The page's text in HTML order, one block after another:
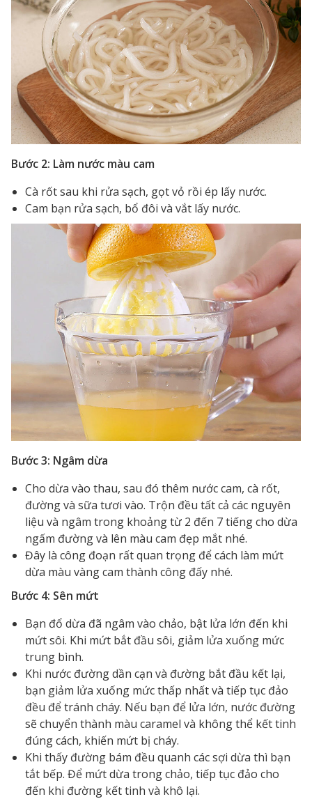
Bước 2: Làm nước màu cam
Cà rốt sau khi rửa sạch, gọt vỏ rồi ép lấy nước.
Cam bạn rửa sạch, bổ đôi và vắt lấy nước.
Bước 3: Ngâm dừa
Cho dừa vào thau, sau đó thêm nước cam, cà rốt,
đường và sữa tươi vào. Trộn đều tất cả các nguyên
liệu và ngâm trong khoảng từ 2 đến 7 tiếng cho dừa
ngấm đường và lên màu cam đẹp mắt nhé.
Đây là công đoạn rất quan trọng để cách làm mứt
dừa màu vàng cam thành công đấy nhé.
Bước 4: Sên mứt
Bạn đổ dừa đã ngâm vào chảo, bật lửa lớn đến khi
mứt sôi. Khi mứt bắt đầu sôi, giảm lửa xuống mức
trung bình.
Khi nước đường dần cạn và đường bắt đầu kết lại,
bạn giảm lửa xuống mức thấp nhất và tiếp tục đảo
đều để tránh cháy. Nếu bạn để lửa lớn, nước đường
sẽ chuyển thành màu caramel và không thể kết tinh
đúng cách, khiến mứt bị cháy.
Khi thấy đường bám đều quanh các sợi dừa thì bạn
tắt bếp. Để mứt dừa trong chảo, tiếp tục đảo cho
đến khi đường kết tinh và khô lại.